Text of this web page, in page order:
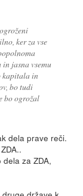
ker za vse
jasna vsemu
kapitala in
bo tudi
bo ogrožal
dela prave reči.
za ZDA,